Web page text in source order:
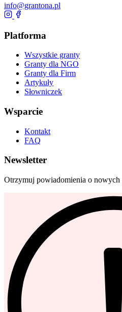
info@grantona.pl
Platforma
Wszystkie granty
Granty dla NGO
Granty dla Firm
Artykuły
Słowniczek
Wsparcie
Kontakt
FAQ
Newsletter
Otrzymuj powiadomienia o nowych